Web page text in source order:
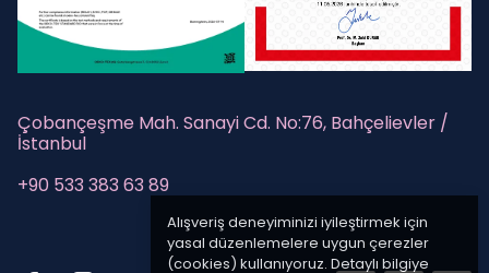
Alışveriş deneyiminizi iyileştirmek için
yasal düzenlemelere uygun çerezler
(cookies) kullanıyoruz. Detaylı bilgiye
Çobançeşme Mah. Sanayi Cd. No:76, Bahçelievler /
İstanbul
+90 533 383 63 89